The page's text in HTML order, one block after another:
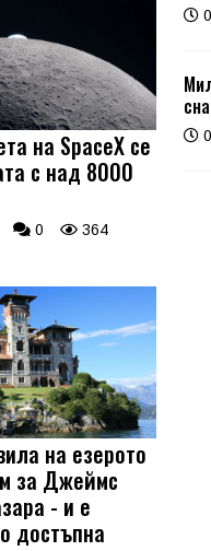
на SpaceX се
с над 8000
0 364
на езерото
за Джеймс
- и е
достъпна